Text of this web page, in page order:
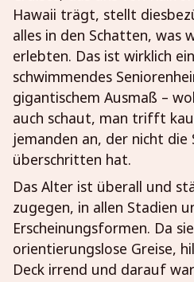
Hawaii trägt, stellt
alles in den Schatten, was
erlebten. Das ist wirklich ein
schwimmendes
gigantischem Ausmaß –
auch schaut, man trifft
jemanden an, der nicht die
überschritten hat.
Das Alter ist überall und
zugegen, in allen Stadien
Erscheinungsformen. Da
orientierungslose Greise,
Deck irrend und darauf